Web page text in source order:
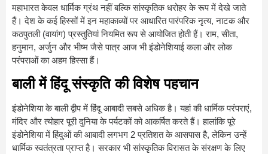
महाभारत केवल धार्मिक ग्रंथ नहीं बल्कि सांस्कृतिक धरोहर के रूप में देखे जाते
हैं। देश के कई हिस्सों में इन महाकाव्यों पर आधारित पारंपरिक नृत्य, नाटक और
कठपुतली (वायांग) प्रस्तुतियां नियमित रूप से आयोजित होती हैं। राम, सीता,
हनुमान, अर्जुन और भीष्म जैसे पात्र आज भी इंडोनेशियाई कला और लोक
परंपराओं का अहम हिस्सा हैं।
बाली में हिंदू संस्कृति की विशेष पहचान
इंडोनेशिया के बाली द्वीप में हिंदू आबादी सबसे अधिक है। यहां की धार्मिक परंपराएं,
मंदिर और त्योहार पूरी दुनिया के पर्यटकों को आकर्षित करते हैं। हालांकि पूरे
इंडोनेशिया में हिंदुओं की आबादी लगभग 2 प्रतिशत के आसपास है, लेकिन उन्हें
धार्मिक स्वतंत्रता प्राप्त है। सरकार भी सांस्कृतिक विरासत के संरक्षण के लिए